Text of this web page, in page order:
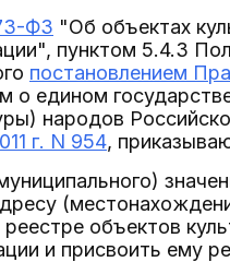
ФЗ "Об объектах
пунктом 5.4.3
постановлением
о едином
народов
г. N 954,
объектов
и присвоить ему